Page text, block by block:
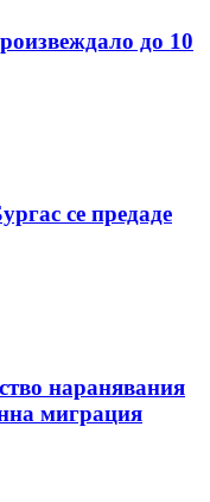
до 10
се предаде
наранявания
миграция